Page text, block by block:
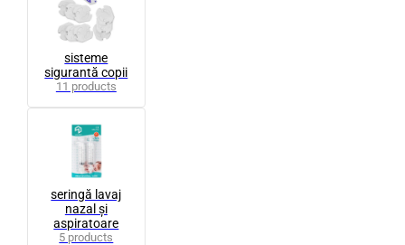
sisteme
sigurantă copii
11 products
seringă lavaj
nazal și
aspiratoare
5 products